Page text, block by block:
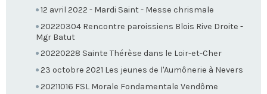
12 avril 2022 - Mardi Saint - Messe chrismale
20220304 Rencontre paroissiens Blois Rive Droite -
Mgr Batut
20220228 Sainte Thérèse dans le Loir-et-Cher
23 octobre 2021 Les jeunes de l'Aumônerie à Nevers
20211016 FSL Morale Fondamentale Vendôme